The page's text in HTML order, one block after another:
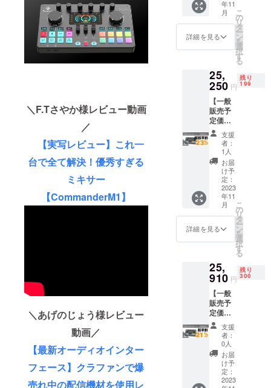
＼F.Tさやか様レビュー動画
／
【実写レビュー】これ一
台で全て解決！優秀すぎる
ミキサー
【CommanderM1】
＼あげのじょう様レビュー
動画／
【最新オーディオインター
フェース】クラファンで爆
売れ中の配信機材を使用レ
を本格稼働
させまし
た。
Comma
nder
M1 本
体×1 ・
3.5mm
オー
ケーブ
ル×2 ・
USB-C
データ/
充電
ケーブ
ル×2 ・
フック&
ループ
×3 ※皆
様のご
支援に
より量
産効率
が向上
した場
合、正
定価格
より下
がる可
能性も
ござい
ます。
※デザイ
ン・仕
様は変
更にな
る可能
性もご
ざいま
年11
月
詳細を見る
こ
の
リ
タ
ー
ン
を
選
択
す
る
25,
250 円
残り
199
【一般
販売予
定価格
32,800
円の
23%オ
フ】(税
込・送
料無料)
Comma
nder
M1 本
体×1 ・
3.5mm
オー
ケーブ
ル×2 ・
USB-C
データ/
充電
ケーブ
ル×2 ・
フック&
ループ
×3 ※皆
様のご
支援に
より量
支援
者：
1人
お届
け予
定：
2023
年11
月
詳細を見る
こ
の
リ
タ
ー
ン
を
選
択
す
る
25,
910 円
残り
300
【一般
販売予
定価格
32,800
円の
21%オ
フ】(税
込・送
料無料)
支援
者：
0人
お届
け予
定：
2023